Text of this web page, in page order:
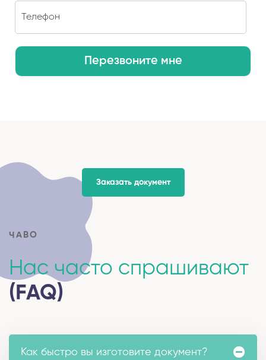
Перезвоните мне
Заказать документ
ЧАВО
Нас часто спрашивают
(FAQ)
Как быстро вы изготовите документ?